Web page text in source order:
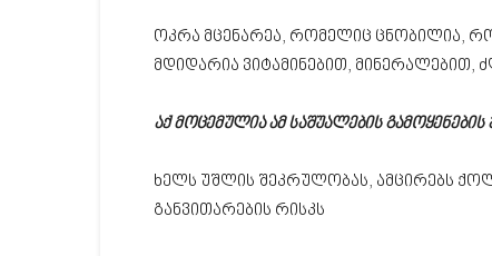
ოკრა მცენარეა, რომელიც ცნობილია,
მდიდარია ვიტამინებით, მინერალებით,
აქ მოცემულია ამ საშუალების
ხელს უშლის შეკრულობას, ამცირებს
განვითარების რისკს